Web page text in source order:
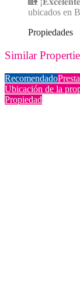
ubicados en
Propiedades
Similar
Recomendado
Ubicación de la
Propiedad